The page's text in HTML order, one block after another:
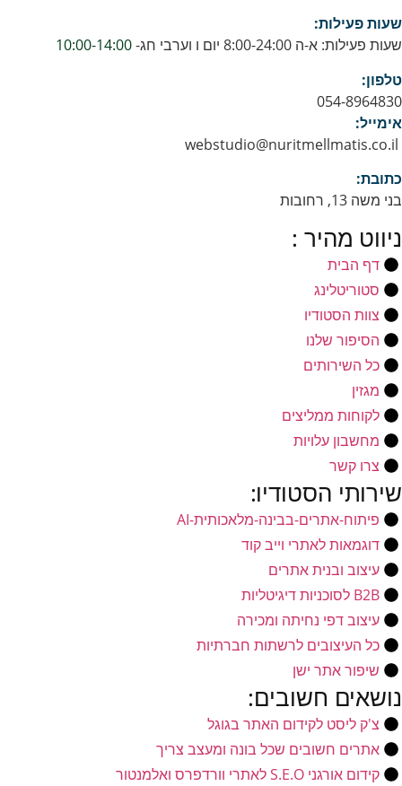
שעות פעילות:
שעות פעילות: א-ה 8:00-24:00 יום ו וערבי חג-
10:00-14:00
טלפון:
054-8964830
אימייל:
כתובת:
בני משה 13, רחובות
ניווט מהיר :
דף הבית
סטוריטלינג
צוות הסטודיו
הסיפור שלנו
כל השירותים
מגזין
לקוחות ממליצים
מחשבון עלויות
צרו קשר
שירותי הסטודיו:
פיתוח-אתרים-בבינה-מלאכותית-AI
דוגמאות לאתרי וייב קוד
עיצוב ובנית אתרים
B2B לסוכניות דיגיטליות
עיצוב דפי נחיתה ומכירה
כל העיצובים לרשתות חברתיות
שיפור אתר ישן
נושאים חשובים:
צ'ק ליסט לקידום האתר בגוגל
אתרים חשובים שכל בונה ומעצב צריך
קידום אורגני S.E.O לאתרי וורדפרס ואלמנטור